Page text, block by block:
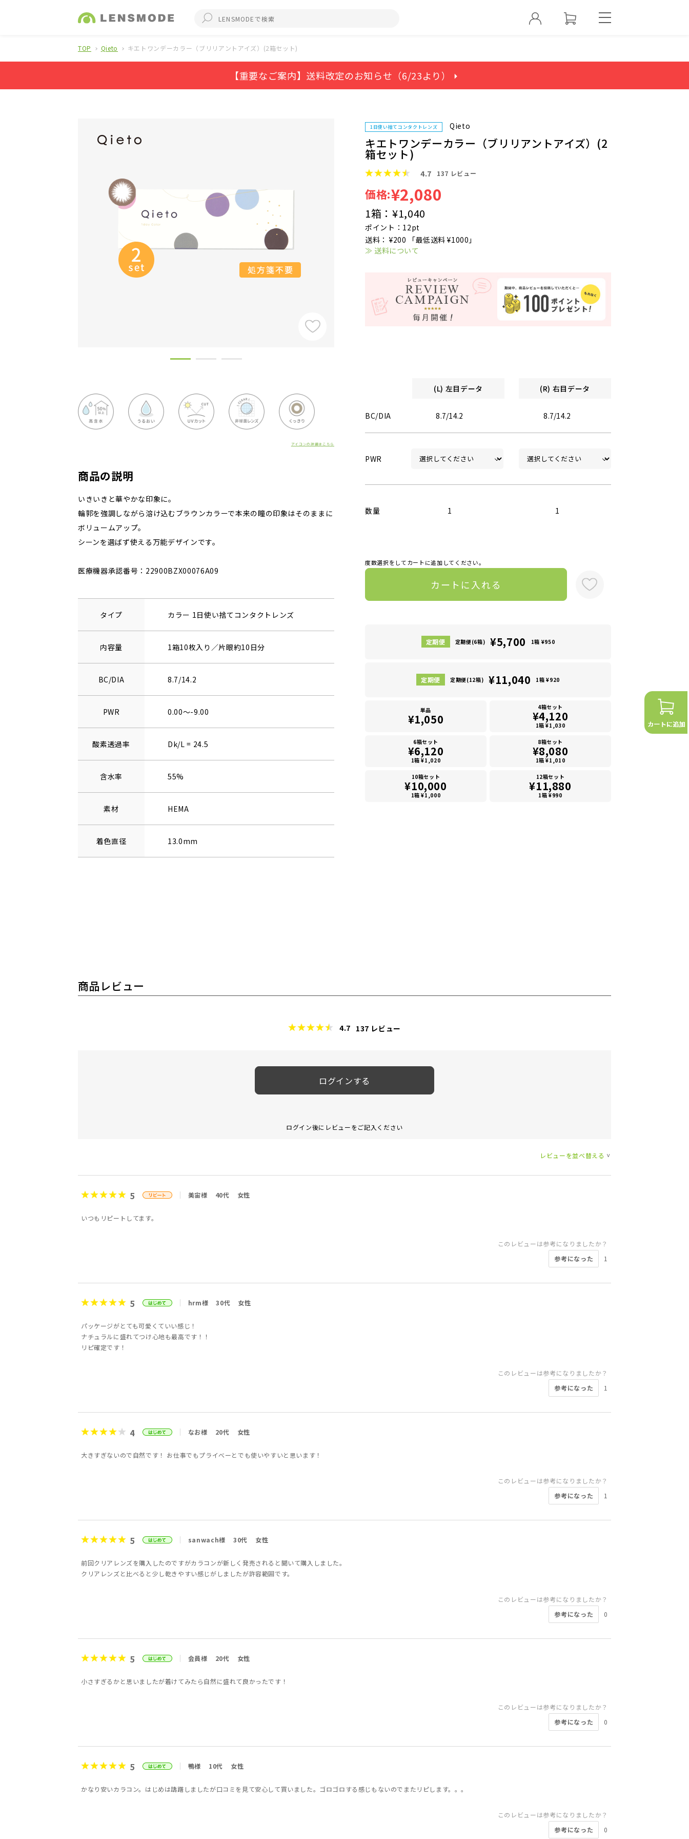
TOP Qieto キエトワンデーカラー（ブリリアントアイズ）(2箱セット)
【重要なご案内】送料改定のお知らせ（6/23より） ⏵
アイコンの詳細はこちら
商品の説明
いきいきと華やかな印象に。
輪郭を強調しながら溶け込むブラウンカラーで本来の瞳の印象はそのままに
ボリュームアップ。
シーンを選ばず使える万能デザインです。
医療機器承認番号：22900BZX00076A09
タイプ カラー 1日使い捨てコンタクトレンズ
内容量 1箱10枚入り／片眼約10日分
BC/DIA 8.7/14.2
PWR 0.00～-9.00
酸素透過率 Dk/L = 24.5
含水率 55%
素材 HEMA
着色直径 13.0mm
1日使い捨てコンタクトレンズ Qieto
キエトワンデーカラー（ブリリアントアイズ）(2
箱セット)
4.7 137 レビュー
価格:¥2,080
1箱： ¥1,040
ポイント：12pt
送料： ¥200 「最低送料 ¥1000」
≫ 送料について
(L) 左目データ (R) 右目データ
BC/DIA 8.7/14.2 8.7/14.2
PWR
数量 1 1
度数選択をしてカートに追加してください。
カートに入れる
定期便(6箱) ¥5,700 1箱 ¥950
定期便(12箱) ¥11,040 1箱 ¥920
単品
¥1,050
4箱セット
¥4,120
1箱 ¥1,030
6箱セット
¥6,120
1箱 ¥1,020
8箱セット
¥8,080
1箱 ¥1,010
10箱セット
¥10,000
1箱 ¥1,000
12箱セット
¥11,880
1箱 ¥990
商品レビュー
4.7 137 レビュー
ログインする
ログイン後にレビューをご記入ください
レビューを並べ替える >
5 美宙様 40代 女性
いつもリピートしてます。
このレビューは参考になりましたか？
参考になった
1
5 hrm様 30代 女性
パッケージがとても可愛くていい感じ！
ナチュラルに盛れてつけ心地も最高です！！
リピ確定です！
このレビューは参考になりましたか？
参考になった
1
4 なお様 20代 女性
大きすぎないので自然です！ お仕事でもプライべーとでも使いやすいと思います！
このレビューは参考になりましたか？
参考になった
1
5 sanwach様 30代 女性
前回クリアレンズを購入したのですがカラコンが新しく発売されると聞いて購入しました。
クリアレンズと比べると少し乾きやすい感じがしましたが許容範囲です。
このレビューは参考になりましたか？
参考になった
0
5 会員様 20代 女性
小さすぎるかと思いましたが着けてみたら自然に盛れて良かったです！
このレビューは参考になりましたか？
参考になった
0
5 鴨様 10代 女性
かなり安いカラコン。はじめは躊躇しましたが口コミを見て安心して買いました。ゴロゴロする感じもないのでまたリピします。。。
このレビューは参考になりましたか？
参考になった
0